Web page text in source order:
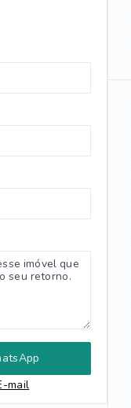
mail